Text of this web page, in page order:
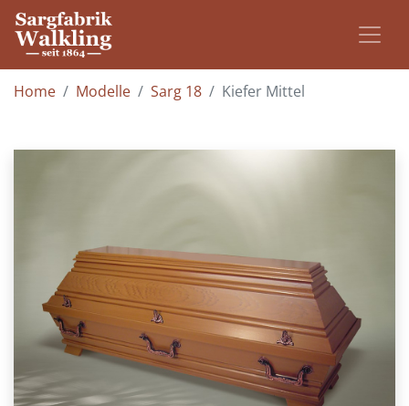
Home Modelle Sarg 18 Kiefer Mittel